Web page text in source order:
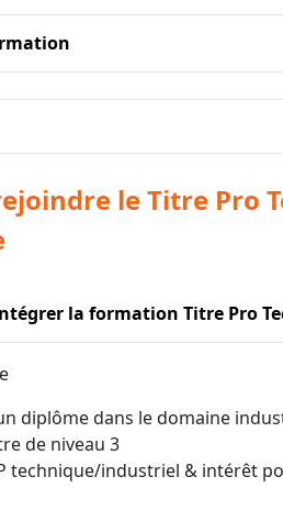
le Titre Pro
la formation Titre Pro
diplôme dans le domaine
de niveau 3
technique/industriel & intérêt